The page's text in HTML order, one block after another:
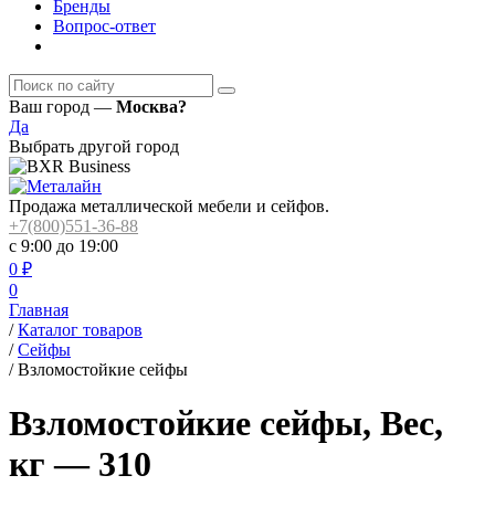
Бренды
Вопрос-ответ
Ваш город — Москва?
Да
Выбрать другой город
Продажа металлической мебели и сейфов.
+7(800)551-36-88
с 9:00 до 19:00
0 ₽
0
Главная
/ Каталог товаров
/ Сейфы
/ Взломостойкие сейфы
Взломостойкие сейфы, Вес,
кг — 310